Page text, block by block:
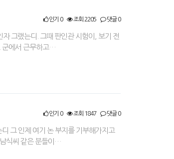
인기 0 조회 2205 댓글 0
그랬는디. 그때 판인관 시험이, 보기 전
군에서 근무하고…
인기 0 조회 1847 댓글 0
그 인제 여기 논 부지를 기부해가지고
식씨 같은 분들이…